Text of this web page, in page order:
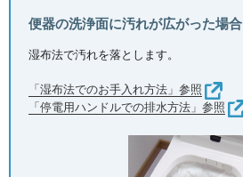
便器の洗浄面に汚れが広がった場合
湿布法で汚れを落とします。
「湿布法でのお手入れ方法」参照
「停電用ハンドルでの排水方法」参照